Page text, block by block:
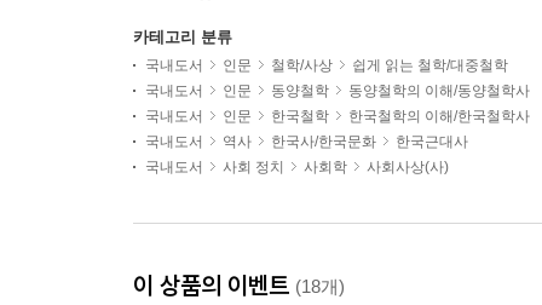
카테고리 분류
국내도서 인문 철학/사상
쉽게 읽는 철학/대중철학
국내도서
인문 동양철학
동양철학의 이해/동양철학사
국내도서
인문 한국철학
한국철학의 이해/한국철학사
국내도서
역사 한국사/한국문화
한국근대사
국내도서
사회 정치 사회학 사회사상(사)
이 상품의 이벤트 (18개)